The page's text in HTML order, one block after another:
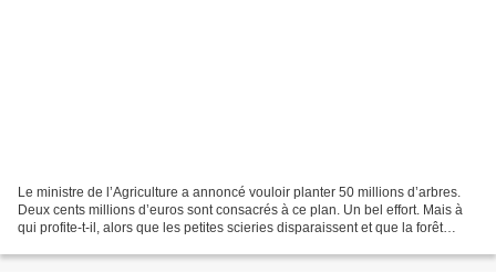
Le ministre de l’Agriculture a annoncé vouloir planter 50 millions d’arbres.
Deux cents millions d’euros sont consacrés à ce plan. Un bel effort. Mais à
qui profite-t-il, alors que les petites scieries disparaissent et que la forêt